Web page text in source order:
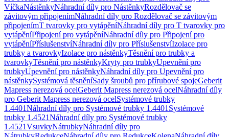
VíčkaNástěnkyNáhradní díly pro NástěnkyRozdělovač se
závitovým připojenímNáhradní díly pro Rozdělovač se závitovým
připojenímT tvarovky pro vytápěníNáhradní díly pro T tvarovky pro
vytápěníPřipojení pro vytápěníNáhradní díly pro Připojení pro
vytápěníPříslušenstvíNáhradní díly pro PříslušenstvíIzolace pro
trubky a tvarovkyIzolace pro nástěnkyTěsnění pro trubky a
tvarovkyTěsnění pro nástěnkyKryty pro trubkyUpevnění pro
trubkyUpevnění pro nástěnkyNáhradní díly pro Upevnění pro
nástěnkySystémová těsněníSady šroubů pro přírubové spojeGeberit
Mapress nerezová ocelGeberit Mapress nerezová ocelNáhradní díly
pro Geberit Mapress nerezová ocelSystémové trubky
1.4401Náhradní díly pro Systémové trubky 1.4401 Systémové
trubky 1.4521Náhradní díly pro Systémové trubky
1.4521VsuvkyNátrubkyNáhradní díly pro